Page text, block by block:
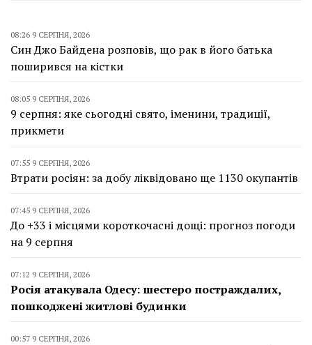
08:26 9 СЕРПНЯ, 2026
Син Джо Байдена розповів, що рак в його батька
поширився на кістки
08:05 9 СЕРПНЯ, 2026
9 серпня: яке сьогодні свято, іменини, традиції,
прикмети
07:55 9 СЕРПНЯ, 2026
Втрати росіян: за добу ліквідовано ще 1130 окупантів
07:45 9 СЕРПНЯ, 2026
До +33 і місцями короткочасні дощі: прогноз погоди
на 9 серпня
07:12 9 СЕРПНЯ, 2026
Росія атакувала Одесу: шестеро постраждалих,
пошкоджені житлові будинки
00:57 9 СЕРПНЯ, 2026